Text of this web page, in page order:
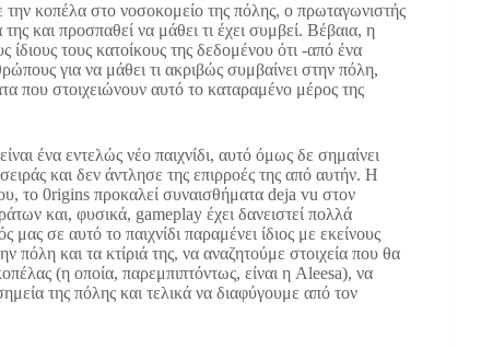
κοπέλα στο νοσοκομείο της πόλης, ο πρωταγωνιστής
και προσπαθεί να μάθει τι έχει συμβεί. Βέβαια, η
τους κατοίκους της δεδομένου ότι -από ένα
για να μάθει τι ακριβώς συμβαίνει στην πόλη,
που στοιχειώνουν αυτό το καταραμένο μέρος της
ένα εντελώς νέο παιχνίδι, αυτό όμως δε σημαίνει
και δεν άντλησε της επιρροές της από αυτήν. Η
το 0rigins προκαλεί συναισθήματα deja vu στον
και, φυσικά, gameplay έχει δανειστεί πολλά
σε αυτό το παιχνίδι παραμένει ίδιος με εκείνους
και τα κτίριά της, να αναζητούμε στοιχεία που θα
(η οποία, παρεμπιπτόντως, είναι η Aleesa), να
της πόλης και τελικά να διαφύγουμε από τον